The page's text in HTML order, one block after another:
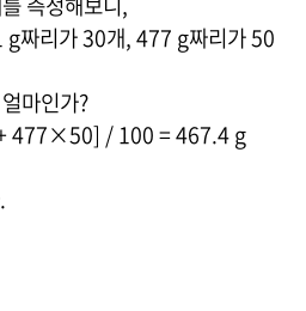
짜리가 30개, 477 g짜리가 50
마인가?
/ 100 = 467.4 g